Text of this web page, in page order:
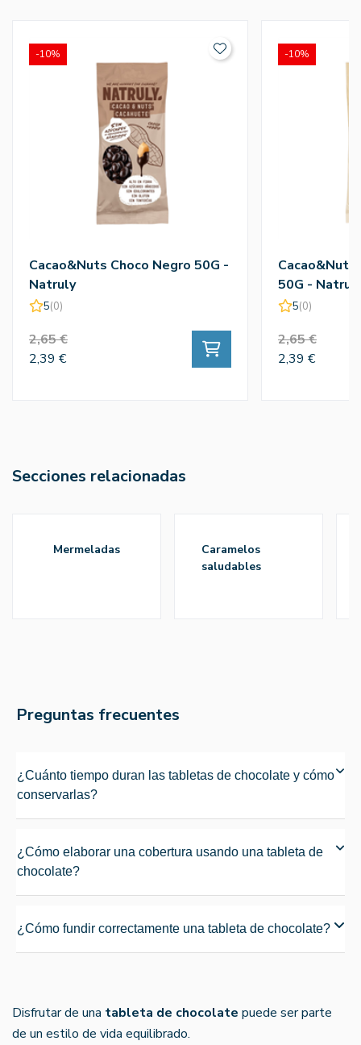
Cacao&Nuts Choco Negro 50G -
Natruly
5(0)
2,65 €
2,39 €
-10%
50G -
5(0)
2,65 €
2,39 €
-10%
Secciones relacionadas
mermeladas
caramelos
saludables
Preguntas frecuentes
¿Cuánto tiempo duran las tabletas de chocolate y cómo
conservarlas?
¿Cómo elaborar una cobertura usando una tableta de
chocolate?
¿Cómo fundir correctamente una tableta de chocolate?
Disfrutar de una tableta de chocolate puede ser parte
de un estilo de vida equilibrado.